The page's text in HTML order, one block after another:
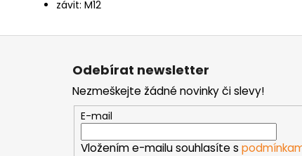
závit: M12
Z
Odebírat newsletter
Nezmeškejte žádné novinky či slevy!
E-mail
Vložením e-mailu souhlasíte s